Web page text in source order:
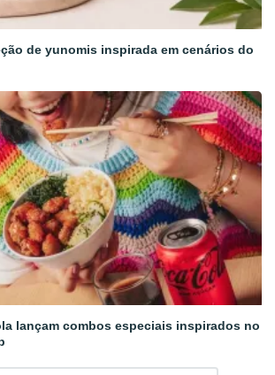
de yunomis inspirada em cenários do
lançam combos especiais inspirados no